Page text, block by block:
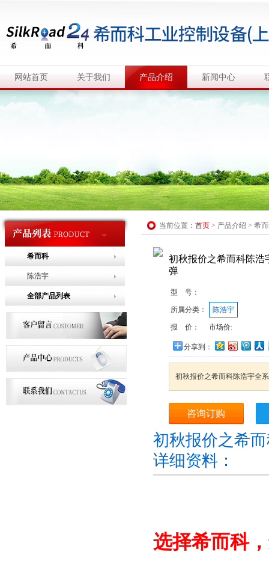
网站首页 关于我们 产品介绍 新闻中心
希而科
陈浩宇
全部产品列表
当前位置： 首页 > 产品介绍 > 希
初秋报价之希而科陈浩
弹
型 号：
所属分类： 陈浩宇
报 价： 市场价:
分享到：
初秋报价之希而科陈浩宇全
咨询订购
初秋报价之希
详细资料：
选择希而科